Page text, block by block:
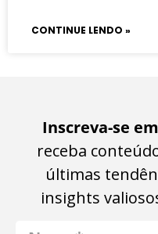
CONTINUE LENDO »
Inscreva-se
receba
últimas
insights